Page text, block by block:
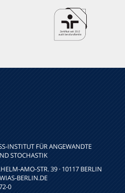
INSTITUT FÜR ANGEWANDTE A
STOCHASTIK
AMO-STR. 39 · 10117 BERLIN
BERLIN.DE
0